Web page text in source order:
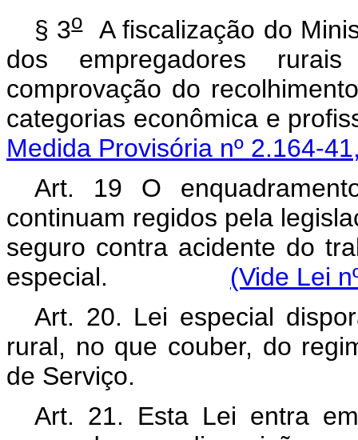
§ 3oA fiscalização do
dos empregadores
comprovação do
categorias econômica
Medida Provisória nº 2.164-
Art. 19 O
continuam regidos pela
seguro contra acidente do
especial. (Vide Lei
Art. 20. Lei especial
rural, no que couber, do
de Serviço.
Art. 21. Esta Lei entra